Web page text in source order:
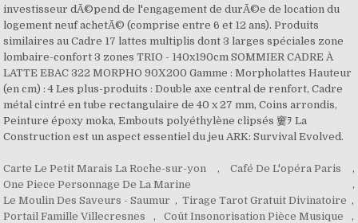
Carte Le Petit Marais La Roche-sur-yon , Café De L'opéra Paris
,
One Piece Personnage De La Marine
,
Le Moulin Des Saveurs - Saumur , Tirage Tarot Gratuit Divinatoire ,
Portail Famille Villecresnes
, Coût Insonorisation Pièce Musique ,